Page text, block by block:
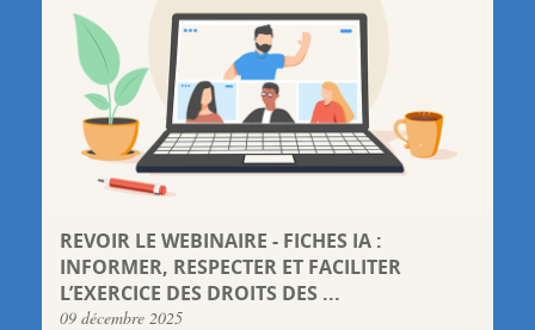
REVOIR LE WEBINAIRE - FICHES IA :
INFORMER, RESPECTER ET FACILITER
L’EXERCICE DES DROITS DES ...
09 décembre 2025